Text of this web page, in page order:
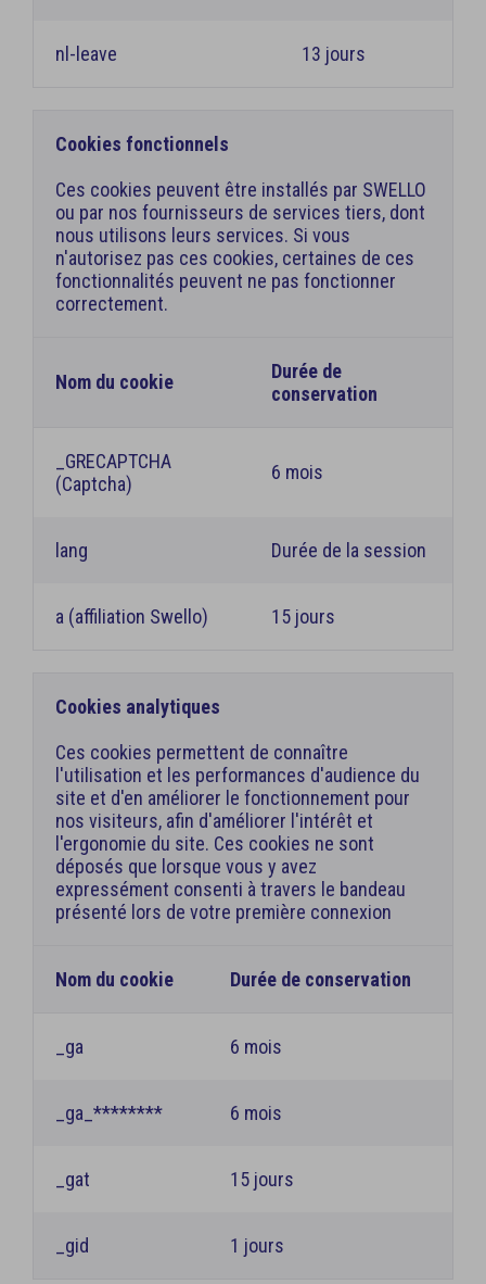
nl-leave 13 jours
Cookies fonctionnels
Ces cookies peuvent être installés par SWELLO
ou par nos fournisseurs de services tiers, dont
nous utilisons leurs services. Si vous
n'autorisez pas ces cookies, certaines de ces
fonctionnalités peuvent ne pas fonctionner
correctement.
Nom du cookie
Durée de
conservation
_GRECAPTCHA
(Captcha)
6 mois
lang Durée de la session
a (affiliation Swello) 15 jours
Cookies analytiques
Ces cookies permettent de connaître
l'utilisation et les performances d'audience du
site et d'en améliorer le fonctionnement pour
nos visiteurs, afin d'améliorer l'intérêt et
l'ergonomie du site. Ces cookies ne sont
déposés que lorsque vous y avez
expressément consenti à travers le bandeau
présenté lors de votre première connexion
Nom du cookie Durée de conservation
_ga 6 mois
_ga_******** 6 mois
_gat 15 jours
_gid 1 jours